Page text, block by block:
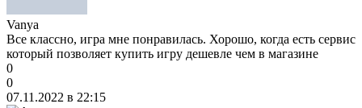
Vanya
Все классно, игра мне понравилась. Хорошо, когда есть сервис
который позволяет купить игру дешевле чем в магазине
0
0
07.11.2022 в 22:15